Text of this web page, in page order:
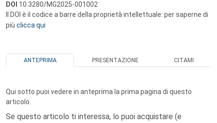
DOI 10.3280/MG2025-001002
Il DOI è il codice a barre della proprietà intellettuale: per saperne di
più clicca qui
ANTEPRIMA PRESENTAZIONE CITAMI
Qui sotto puoi vedere in anteprima la prima pagina di questo
articolo.
Se questo articolo ti interessa, lo puoi acquistare (e